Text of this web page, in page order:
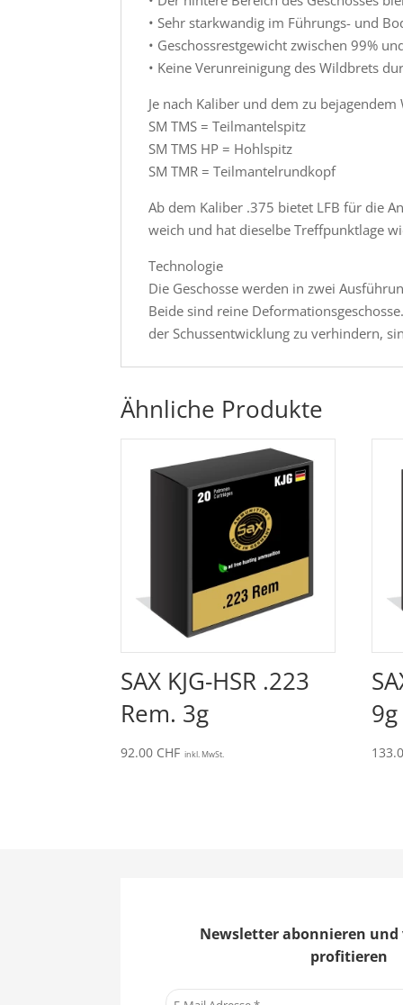
• Sehr starkwandig im Führungs- und
• Geschossrestgewicht zwischen 99%
• Keine Verunreinigung des Wildbrets
Je nach Kaliber und dem zu
SM TMS = Teilmantelspitz
SM TMS HP = Hohlspitz
SM TMR = Teilmantelrundkopf
Ab dem Kaliber .375 bietet LFB für die
weich und hat dieselbe Treffpunktlage
Technologie
Die Geschosse werden in zwei
Beide sind reine
der Schussentwicklung zu verhindern,
Ähnliche Produkte
SAX KJG-HSR .223
Rem. 3g
92.00 CHF inkl. MwSt.
9g
Newsletter abonnieren
profitieren